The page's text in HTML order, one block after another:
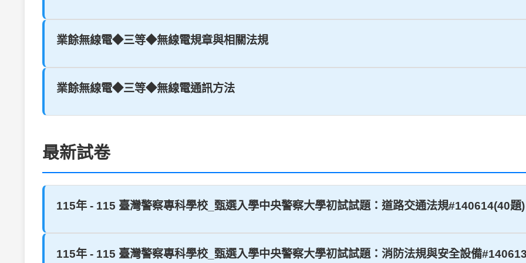
業餘無線電◆三等◆無線電規章與相關法規
業餘無線電◆三等◆無線電通訊方法
最新試卷
115年 - 115 臺灣警察專科學校_甄選入學中央警察大學初試試題：道路交通法規#140614(40題)
115年 - 115 臺灣警察專科學校_甄選入學中央警察大學初試試題：消防法規與安全設備